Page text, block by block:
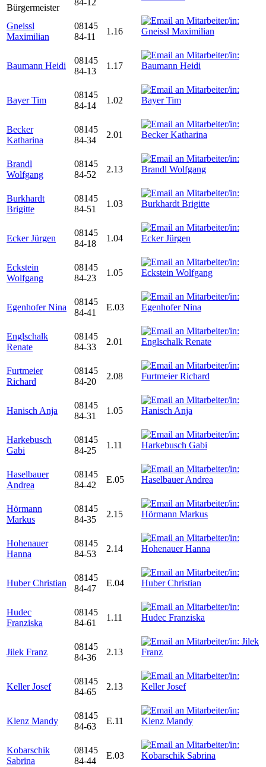
Bürgermeister
84-12
Gneissl
Maximilian
08145
84-11
1.16
Baumann Heidi
08145
84-13
1.17
Bayer Tim
08145
84-14
1.02
Becker
Katharina
08145
84-34
2.01
Brandl
Wolfgang
08145
84-52
2.13
Burkhardt
Brigitte
08145
84-51
1.03
Ecker Jürgen
08145
84-18
1.04
Eckstein
Wolfgang
08145
84-23
1.05
Egenhofer Nina
08145
84-41
E.03
Englschalk
Renate
08145
84-33
2.01
Furtmeier
Richard
08145
84-20
2.08
Hanisch Anja
08145
84-31
1.05
Harkebusch
Gabi
08145
84-25
1.11
Haselbauer
Andrea
08145
84-42
E.05
Hörmann
Markus
08145
84-35
2.15
Hohenauer
Hanna
08145
84-53
2.14
Huber Christian
08145
84-47
E.04
Hudec
Franziska
08145
84-61
1.11
Jilek Franz
08145
84-36
2.13
Keller Josef
08145
84-65
2.13
Klenz Mandy
08145
84-63
E.11
Kobarschik
Sabrina
08145
84-44
E.03